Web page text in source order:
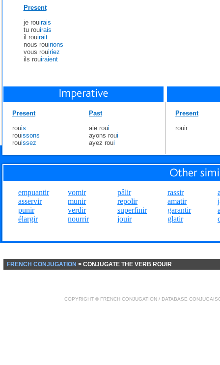
Present
je rouirais
tu rouirais
il rouirait
nous rouirions
vous rouiriez
ils rouiraient
Present
rouis
rouissons
rouissez
Past
aie roui
ayons roui
ayez roui
Present
rouir
empuantir
asservir
punir
élargir
vomir
munir
verdir
nourrir
pâlir
repolir
superfinir
jouir
rassir
amatir
garantir
glatir
FRENCH CONJUGATION > CONJUGATE THE VERB ROUIR
COPYRIGHT © FRENCH CONJUGATION / DATABASE